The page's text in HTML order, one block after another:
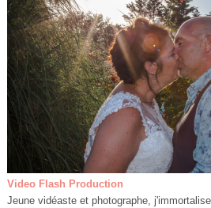
Video Flash Production
Jeune vidéaste et photographe,